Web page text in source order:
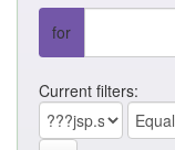
for
Current filters: